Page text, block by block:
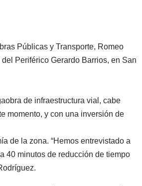
Públicas y Transporte, Romeo
Periférico Gerardo Barrios, en San
de infraestructura vial, cabe
momento, y con una inversión de
de la zona. “Hemos entrevistado a
40 minutos de reducción de tiempo